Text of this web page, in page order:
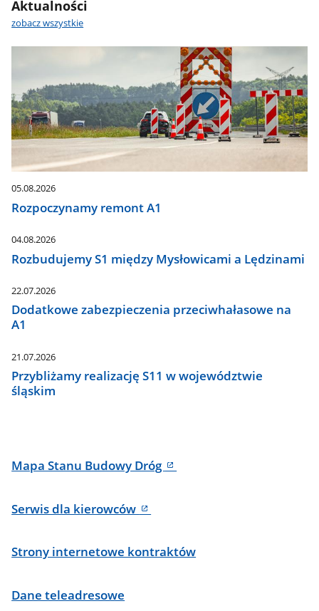
Aktualności
zobacz wszystkie
05.08.2026
Rozpoczynamy remont A1
04.08.2026
Rozbudujemy S1 między Mysłowicami a Lędzinami
22.07.2026
Dodatkowe zabezpieczenia przeciwhałasowe na
A1
21.07.2026
Przybliżamy realizację S11 w województwie
śląskim
Mapy
Mapa Stanu Budowy Dróg
Serwis dla kierowców
Strony internetowe kontraktów
Dane teleadresowe